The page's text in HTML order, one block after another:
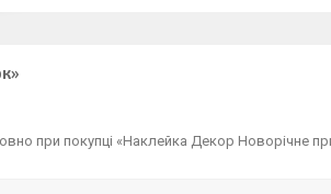
при покупці «Наклейка Декор Новорічне